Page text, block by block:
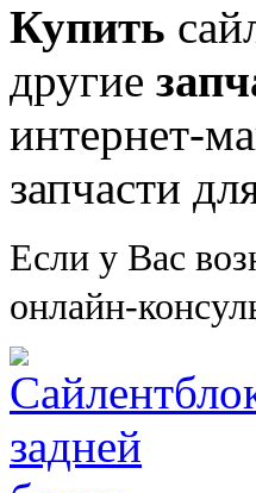
Купить
другие
интернет-
запчасти
Если у Вас
онлайн-